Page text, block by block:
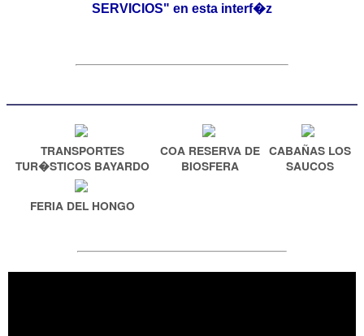
SERVICIOS" en esta interf�z
TRANSPORTES
TUR�STICOS BAYARDO
COA RESERVA DE
BIOSFERA
CABAÑAS LOS
SAUCOS
FERIA DEL HONGO